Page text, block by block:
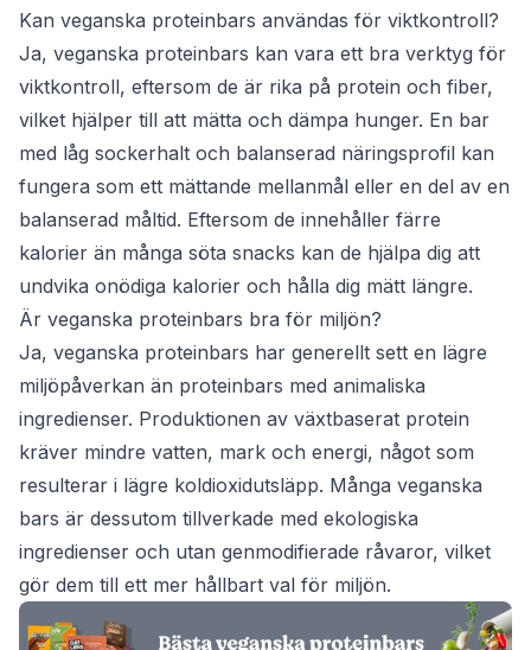
Kan veganska proteinbars användas för viktkontroll?
Ja, veganska proteinbars kan vara ett bra verktyg för
viktkontroll, eftersom de är rika på protein och fiber,
vilket hjälper till att mätta och dämpa hunger. En bar
med låg sockerhalt och balanserad näringsprofil kan
fungera som ett mättande mellanmål eller en del av en
balanserad måltid. Eftersom de innehåller färre
kalorier än många söta snacks kan de hjälpa dig att
undvika onödiga kalorier och hålla dig mätt längre.
Är veganska proteinbars bra för miljön?
Ja, veganska proteinbars har generellt sett en lägre
miljöpåverkan än proteinbars med animaliska
ingredienser. Produktionen av växtbaserat protein
kräver mindre vatten, mark och energi, något som
resulterar i lägre koldioxidutsläpp. Många veganska
bars är dessutom tillverkade med ekologiska
ingredienser och utan genmodifierade råvaror, vilket
gör dem till ett mer hållbart val för miljön.